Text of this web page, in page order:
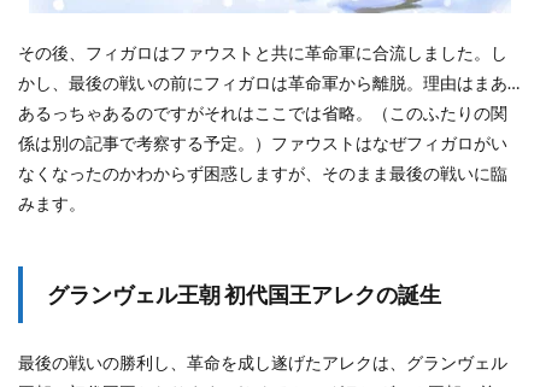
の
系
列
順
考
察
は
9.2
ガ
その後、フィガロはファウストと共に革命軍に合流しました。し
かし、最後の戦いの前にフィガロは革命軍から離脱。理由はまあ…
あるっちゃあるのですがそれはここでは省略。（このふたりの関
係は別の記事で考察する予定。）ファウストはなぜフィガロがい
なくなったのかわからず困惑しますが、そのまま最後の戦いに臨
みます。
グランヴェル王朝 初代国王アレクの誕生
最後の戦いの勝利し、革命を成し遂げたアレクは、グランヴェル